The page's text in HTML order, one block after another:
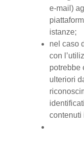
e-mail)
istanze;
nel caso
con
potrebbe
ulteriori
contenuti